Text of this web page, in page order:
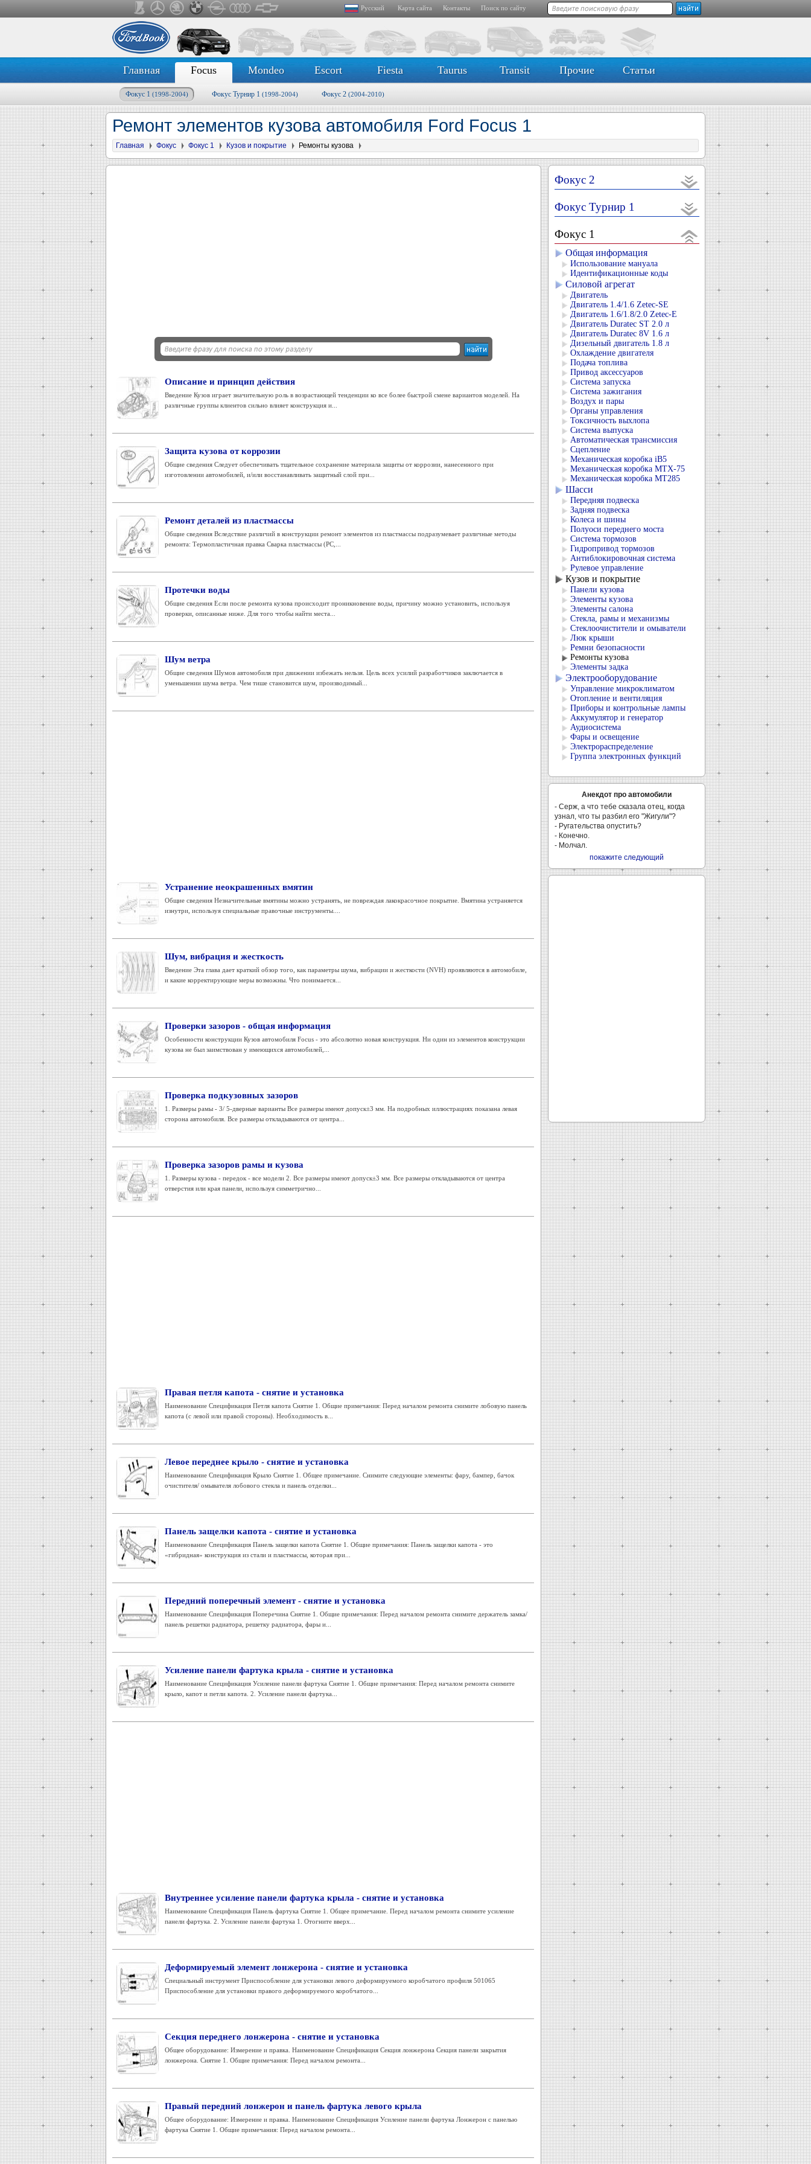
Русский Карта сайта Контакты Поиск по сайту
Главная Focus Mondeo Escort Fiesta Taurus Transit Прочие Статьи
Фокус 1 (1998-2004) Фокус Турнир 1 (1998-2004) Фокус 2 (2004-2010)
Ремонт элементов кузова автомобиля Ford Focus 1
Главная Фокус Фокус 1 Кузов и покрытие Ремонты кузова
Описание и принцип действия
Введение Кузов играет значительную роль в возрастающей тенденции ко все более быстрой смене вариантов моделей. На
различные группы клиентов сильно влияет конструкция и...
Защита кузова от коррозии
Общие сведения Следует обеспечивать тщательное сохранение материала защиты от коррозии, нанесенного при
изготовлении автомобилей, и/или восстанавливать защитный слой при...
Ремонт деталей из пластмассы
Общие сведения Вследствие различий в конструкции ремонт элементов из пластмассы подразумевает различные методы
ремонта: Термопластичная правка Сварка пластмассы (PC,...
Протечки воды
Общие сведения Если после ремонта кузова происходит проникновение воды, причину можно установить, используя
проверки, описанные ниже. Для того чтобы найти места...
Шум ветра
Общие сведения Шумов автомобиля при движении избежать нельзя. Цель всех усилий разработчиков заключается в
уменьшении шума ветра. Чем тише становится шум, производимый...
Устранение неокрашенных вмятин
Общие сведения Незначительные вмятины можно устранять, не повреждая лакокрасочное покрытие. Вмятина устраняется
изнутри, используя специальные правочные инструменты....
Шум, вибрация и жесткость
Введение Эта глава дает краткий обзор того, как параметры шума, вибрации и жесткости (NVH) проявляются в автомобиле,
и какие корректирующие меры возможны. Что понимается...
Проверки зазоров - общая информация
Особенности конструкции Кузов автомобиля Focus - это абсолютно новая конструкция. Ни один из элементов конструкции
кузова не был заимствован у имеющихся автомобилей,...
Проверка подкузовных зазоров
1. Размеры рамы - 3/ 5-дверные варианты Все размеры имеют допуск±3 мм. На подробных иллюстрациях показана левая
сторона автомобиля. Все размеры откладываются от центра...
Проверка зазоров рамы и кузова
1. Размеры кузова - передок - все модели 2. Все размеры имеют допуск±3 мм. Все размеры откладываются от центра
отверстия или края панели, используя симметрично...
Правая петля капота - снятие и установка
Наименование Спецификация Петля капота Снятие 1. Общие примечания: Перед началом ремонта снимите лобовую панель
капота (с левой или правой стороны). Необходимость в...
Левое переднее крыло - снятие и установка
Наименование Спецификация Крыло Снятие 1. Общее примечание. Снимите следующие элементы: фару, бампер, бачок
очистителя/ омывателя лобового стекла и панель отделки...
Панель защелки капота - снятие и установка
Наименование Спецификация Панель защелки капота Снятие 1. Общие примечания: Панель защелки капота - это
«гибридная» конструкция из стали и пластмассы, которая при...
Передний поперечный элемент - снятие и установка
Наименование Спецификация Поперечина Снятие 1. Общие примечания: Перед началом ремонта снимите держатель замка/
панель решетки радиатора, решетку радиатора, фары и...
Усиление панели фартука крыла - снятие и установка
Наименование Спецификация Усиление панели фартука Снятие 1. Общие примечания: Перед началом ремонта снимите
крыло, капот и петли капота. 2. Усиление панели фартука...
Внутреннее усиление панели фартука крыла - снятие и установка
Наименование Спецификация Панель фартука Снятие 1. Общее примечание. Перед началом ремонта снимите усиление
панели фартука. 2. Усиление панели фартука 1. Отогните вверх...
Деформируемый элемент лонжерона - снятие и установка
Специальный инструмент Приспособление для установки левого деформируемого коробчатого профиля 501065
Приспособление для установки правого деформируемого коробчатого...
Секция переднего лонжерона - снятие и установка
Общее оборудование: Измерение и правка. Наименование Спецификация Секция лонжерона Секция панели закрытия
лонжерона. Снятие 1. Общие примечания: Перед началом ремонта...
Правый передний лонжерон и панель фартука левого крыла
Общее оборудование: Измерение и правка. Наименование Спецификация Усиление панели фартука Лонжерон с панелью
фартука Снятие 1. Общие примечания: Перед началом ремонта...
Фокус 2
Фокус Турнир 1
Фокус 1
Общая информация
Использование мануала
Идентификационные коды
Силовой агрегат
Двигатель
Двигатель 1.4/1.6 Zetec-SE
Двигатель 1.6/1.8/2.0 Zetec-E
Двигатель Duratec ST 2.0 л
Двигатель Duratec 8V 1.6 л
Дизельный двигатель 1.8 л
Охлаждение двигателя
Подача топлива
Привод аксессуаров
Система запуска
Система зажигания
Воздух и пары
Органы управления
Токсичность выхлопа
Система выпуска
Автоматическая трансмиссия
Сцепление
Механическая коробка iB5
Механическая коробка MTX-75
Механическая коробка MT285
Шасси
Передняя подвеска
Задняя подвеска
Колеса и шины
Полуоси переднего моста
Система тормозов
Гидропривод тормозов
Антиблокировочная система
Рулевое управление
Кузов и покрытие
Панели кузова
Элементы кузова
Элементы салона
Стекла, рамы и механизмы
Стеклоочистители и омыватели
Люк крыши
Ремни безопасности
Ремонты кузова
Элементы задка
Электрооборудование
Управление микроклиматом
Отопление и вентиляция
Приборы и контрольные лампы
Аккумулятор и генератор
Аудиосистема
Фары и освещение
Электрораспределение
Группа электронных функций
Анекдот про автомобили
- Серж, а что тебе сказала отец, когда
узнал, что ты разбил его "Жигули"?
- Ругательства опустить?
- Конечно.
- Молчал.
покажите следующий